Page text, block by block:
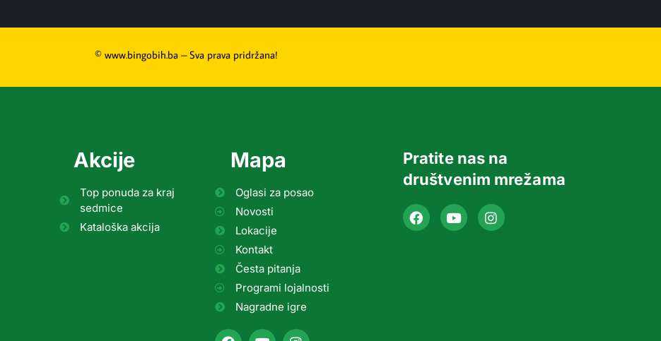
© www.bingobih.ba – Sva prava pridržana!
Akcije
Top ponuda za kraj
sedmice
Kataloška akcija
Mapa
Oglasi za posao
Novosti
Lokacije
Kontakt
Česta pitanja
Programi lojalnosti
Nagradne igre
Pratite nas na
društvenim mrežama